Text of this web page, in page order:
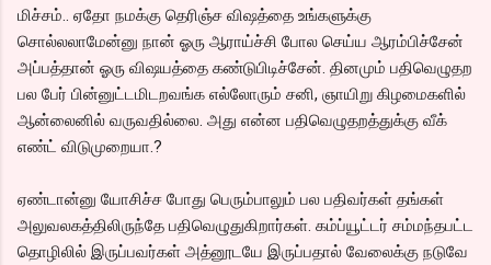
மிச்சம்.. ஏதோ நமக்கு தெரிஞ்ச விஷத்தை உங்களுக்கு
சொல்லலாமேன்னு நான் ஓரு ஆராய்ச்சி போல செய்ய ஆரம்பிச்சேன்
அப்பத்தான் ஓரு விஷயத்தை கண்டுபிடிச்சேன். தினமும் பதிவெழுதற
பல பேர் பின்னுட்டமிடறவங்க எல்லோரும் சனி, ஞாயிறு கிழமைகளில்
ஆன்லைனில் வருவதில்லை. அது என்ன பதிவெழுதறத்துக்கு வீக்
எண்ட் விடுமுறையா.?
ஏண்டான்னு யோசிச்ச போது பெரும்பாலும் பல பதிவர்கள் தங்கள்
அலுவலகத்திலிருந்தே பதிவெழுதுகிறார்கள். கம்ப்யூட்டர் சம்மந்தபட்ட
தொழிலில் இருப்பவர்கள் அத்னூடயே இருப்பதால் வேலைக்கு நடுவே